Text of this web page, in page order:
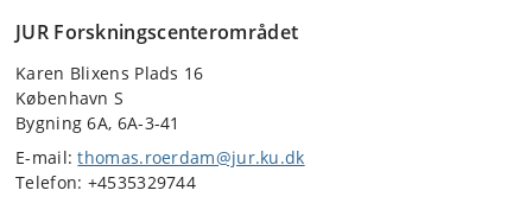
JUR Forskningscenterområdet
Karen Blixens Plads 16
København S
Bygning 6A, 6A-3-41
E-mail:thomas.roerdam@jur.ku.dk
Telefon: +4535329744